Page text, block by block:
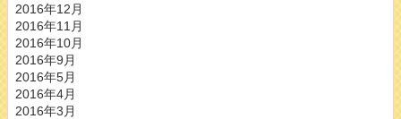
2016年12月
2016年11月
2016年10月
2016年9月
2016年5月
2016年4月
2016年3月